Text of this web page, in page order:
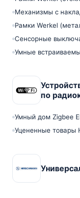
Механизмы с
Рамки Werkel
Сенсорные
Умные
по
Умный дом Zigbee
Уцененные товары